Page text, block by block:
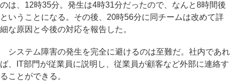
のは、12時35分。発生は4時31分だったので、なんと8時間後
ということになる。その後、20時56分に同チームは改めて詳
細な原因と今後の対応を報告した。
システム障害の発生を完全に避けるのは至難だ。社内であれ
ば、IT部門が従業員に説明し、従業員が顧客など外部に連絡す
ることができる。